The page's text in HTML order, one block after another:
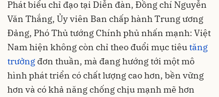
Phát biểu chỉ đạo tại Diễn đàn, Đồng chí Nguyễn
Văn Thắng, Ủy viên Ban chấp hành Trung ương
Đảng, Phó Thủ tướng Chính phủ nhấn mạnh: Việt
Nam hiện không còn chỉ theo đuổi mục tiêutăng
trưởng đơn thuần, mà đang hướng tới một mô
hình phát triển có chất lượng cao hơn, bền vững
hơn và có khả năng chống chịu mạnh mẽ hơn